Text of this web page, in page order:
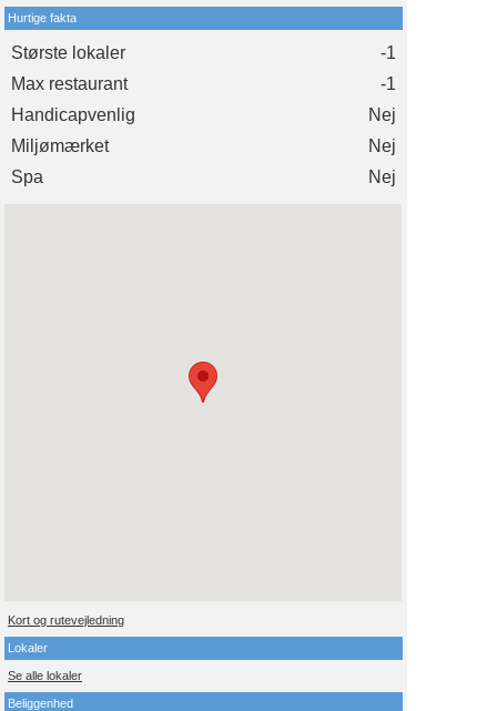
Hurtige fakta
Største lokaler
-1
Max restaurant
-1
Handicapvenlig
Nej
Miljømærket
Nej
Spa
Nej
Kort og rutevejledning
Lokaler
Se alle lokaler
Beliggenhed